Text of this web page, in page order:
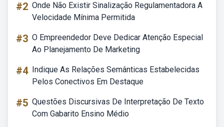
#2 Onde Não Existir Sinalização Regulamentadora A
Velocidade Mínima Permitida
#3 O Empreendedor Deve Dedicar Atenção Especial
Ao Planejamento De Marketing
#4 Indique As Relações Semânticas Estabelecidas
Pelos Conectivos Em Destaque
#5 Questões Discursivas De Interpretação De Texto
Com Gabarito Ensino Médio